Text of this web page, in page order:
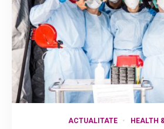
ACTUALITATE HEALTH